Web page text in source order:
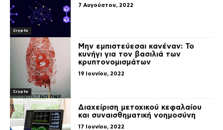
Crypto
7 Αυγούστου, 2022
Crypto
Μην εμπιστεύεσαι κανέναν: Το
κυνήγι για τον βασιλιά των
κρυπτονομισμάτων
19 Ιουνίου, 2022
Διαχείριση μετοχικού κεφαλαίου
και συναισθηματική νοημοσύνη
17 Ιουνίου, 2022